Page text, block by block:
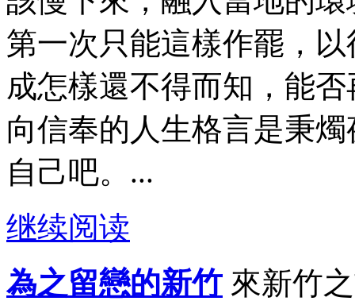
第一次只能這樣作罷，
成怎樣還不得而知，能
向信奉的人生格言是秉
自己吧。...
继续阅读
為之留戀的新竹 來新竹